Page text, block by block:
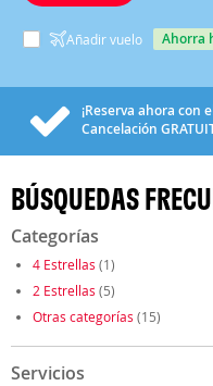
Añadir vuelo
¡Reserva ahora con
Cancelación
BÚSQUEDAS
Categorías
4 Estrellas (1)
2 Estrellas (5)
Otras categorías (15)
Servicios